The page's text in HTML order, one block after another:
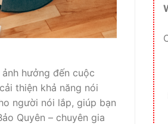
hưởng đến cuộc
thiện khả năng nói
người nói lắp, giúp bạn
Quyên – chuyên gia